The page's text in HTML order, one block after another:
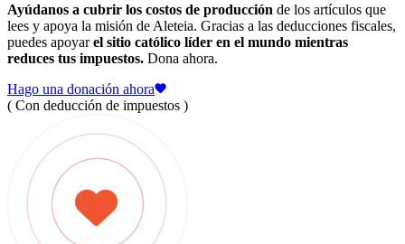
Ayúdanos a cubrir los costos de producción de los artículos que
lees y apoya la misión de Aleteia. Gracias a las deducciones fiscales,
puedes apoyarel sitio católico líder en el mundo mientras
reduces tus impuestos. Dona ahora.
Hago una donación ahora
( Con deducción de impuestos )